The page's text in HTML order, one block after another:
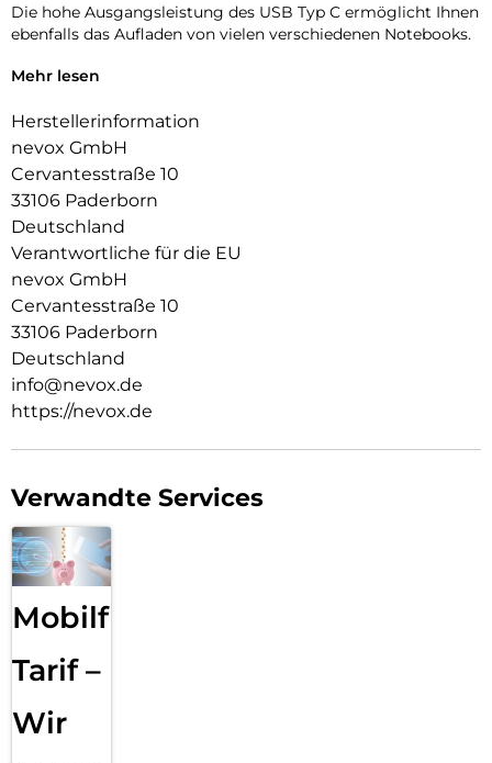
Die hohe Ausgangsleistung des USB Typ C ermöglicht Ihnen
ebenfalls das Aufladen von vielen verschiedenen Notebooks.
Bitte beachten Sie, dass Sie für dieses Ladegerät
ausgelegt sind.
Minderwertige Kabel können die Ladeleistung
beeinträchtigen und sogar gefährlich werden.
Mehr lesen
Herstellerinformation
nevox GmbH
Cervantesstraße 10
33106 Paderborn
Deutschland
Verantwortliche für die EU
nevox GmbH
Cervantesstraße 10
33106 Paderborn
Deutschland
info@nevox.de
https://nevox.de
Verwandte Services
Mobilfunk
Tarif –
Wir